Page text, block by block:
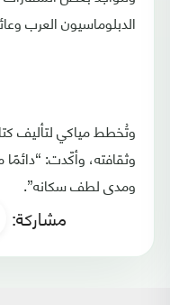
الدبلوماسيون العرب
وتُخطط مياكي لتأليف
وثقافته، وأكّدت:
ومدى لطف سكانه”.
مشاركة: